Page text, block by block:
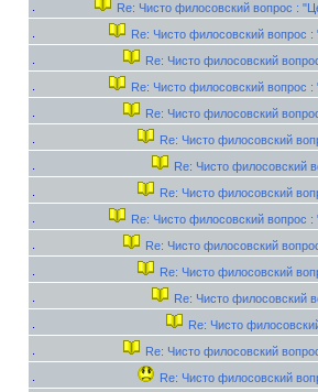
Re: Чисто филосовский вопрос :
Re: Чисто филосовский вопрос
Re: Чисто филосовский
Re: Чисто филосовский вопрос
Re: Чисто филосовский
Re: Чисто филосовский
Re: Чисто филосовский
Re: Чисто филосовский
Re: Чисто филосовский вопрос
Re: Чисто филосовский
Re: Чисто филосовский
Re: Чисто филосовский
Re: Чисто
Re: Чисто филосовский
Re: Чисто филосовский